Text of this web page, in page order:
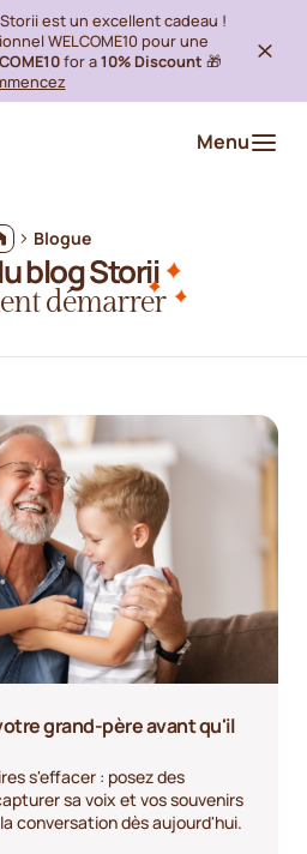
Storii est un excellent cadeau !
WELCOME10 pour une
for a10% Discount 🎁
Menu
Blogue
blog Storii
démarrer
grand-père avant qu'il
s'effacer : posez des
sa voix et vos souvenirs
conversation dès aujourd'hui.